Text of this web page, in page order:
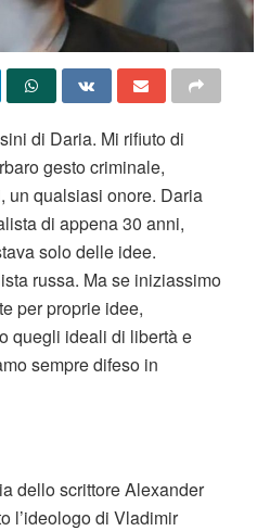
di Daria. Mi rifiuto di
gesto criminale,
un qualsiasi onore. Daria
di appena 30 anni,
solo delle idee.
russa. Ma se iniziassimo
per proprie idee,
quegli ideali di libertà e
sempre difeso in
dello scrittore Alexander
l’ideologo di Vladimir